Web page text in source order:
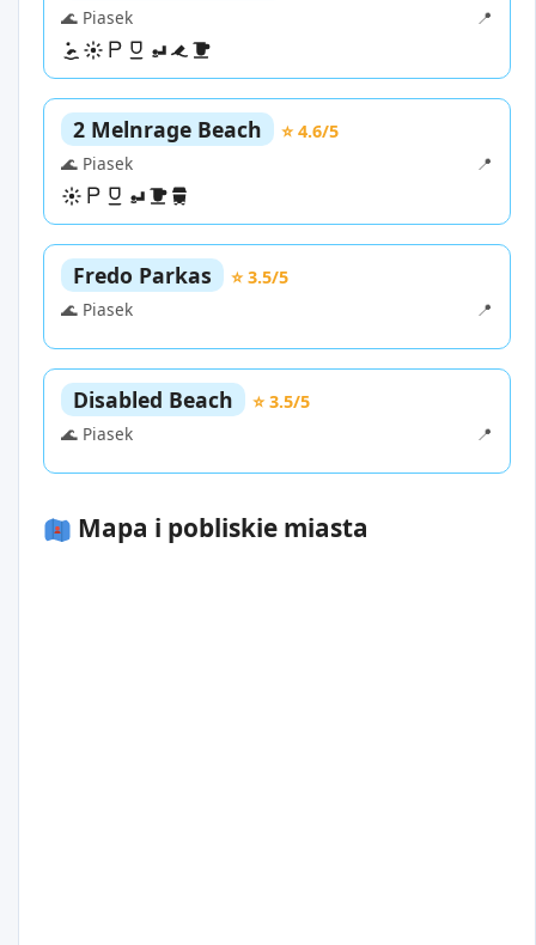
🌊 Piasek
📍
2 Melnrage Beach
⭐ 4.6/5
🌊 Piasek
📍
Fredo Parkas
⭐ 3.5/5
🌊 Piasek
📍
Disabled Beach
⭐ 3.5/5
🌊 Piasek
📍
Mapa i pobliskie miasta